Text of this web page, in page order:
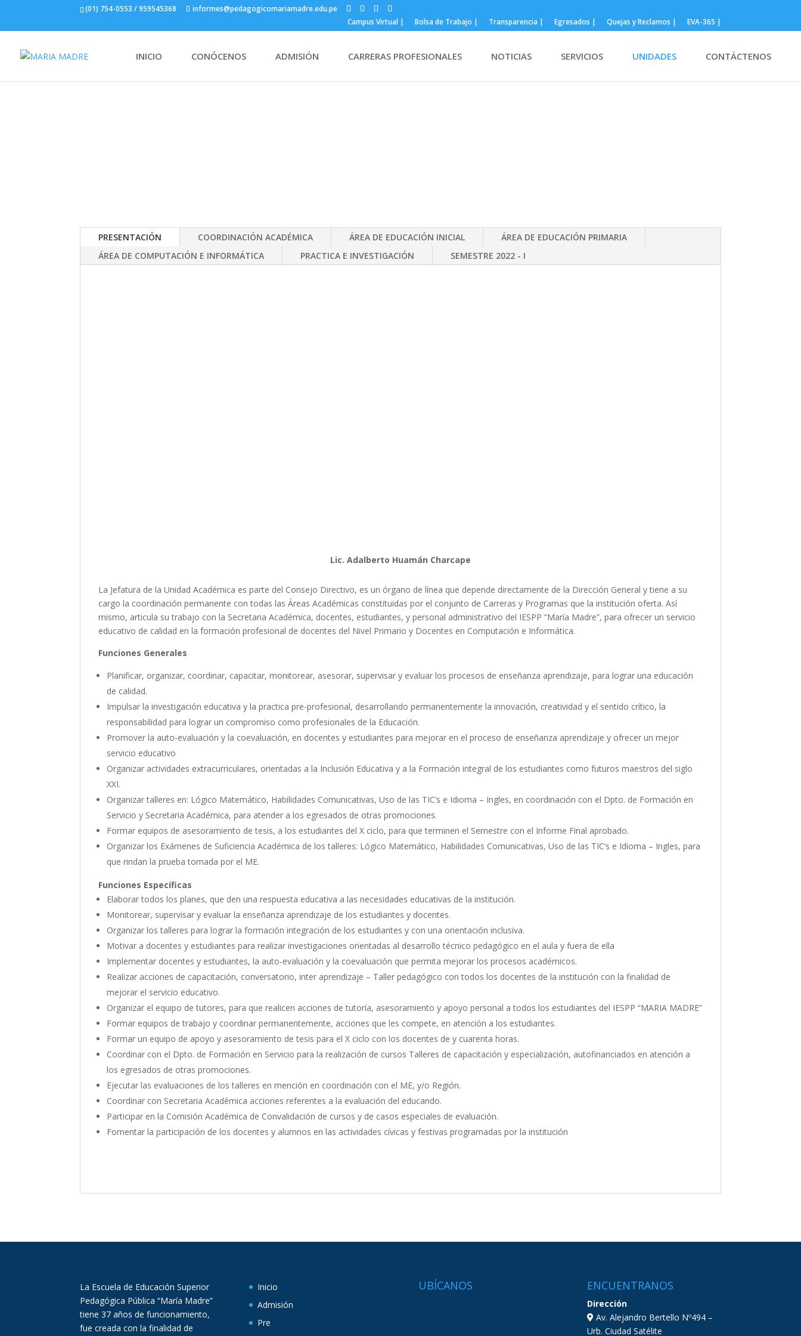
(01) 754-0553 / 959545368
informes@pedagogicomariamadre.edu.pe
Campus Virtual |
Bolsa de Trabajo | Transparencia | Egresados | Quejas y Reclamos | EVA-365 |
INICIO CONÓCENOS ADMISIÓN CARRERAS PROFESIONALES NOTICIAS SERVICIOS UNIDADES CONTÁCTENOS
PRESENTACIÓN COORDINACIÓN ACADÉMICA ÁREA DE EDUCACIÓN INICIAL
ÁREA DE EDUCACIÓN PRIMARIA
ÁREA DE COMPUTACIÓN E INFORMÁTICA
PRACTICA E INVESTIGACIÓN SEMESTRE 2022 - I
Lic. Adalberto Huamán Charcape
La Jefatura de la Unidad Académica es parte del Consejo Directivo, es un órgano de línea que depende directamente de la Dirección General y tiene a su
cargo la coordinación permanente con todas las Áreas Académicas constituidas por el conjunto de Carreras y Programas que la institución oferta. Así
mismo, articula su trabajo con la Secretaria Académica, docentes, estudiantes, y personal administrativo del IESPP “María Madre”, para ofrecer un servicio
educativo de calidad en la formación profesional de docentes del Nivel Primario y Docentes en Computación e Informática.
Funciones Generales
Planificar, organizar, coordinar, capacitar, monitorear, asesorar, supervisar y evaluar los procesos de enseñanza aprendizaje, para lograr una educación
de calidad.
Impulsar la investigación educativa y la practica pre-profesional, desarrollando permanentemente la innovación, creatividad y el sentido crítico, la
responsabilidad para lograr un compromiso como profesionales de la Educación.
Promover la auto-evaluación y la coevaluación, en docentes y estudiantes para mejorar en el proceso de enseñanza aprendizaje y ofrecer un mejor
servicio educativo
Organizar actividades extracurriculares, orientadas a la Inclusión Educativa y a la Formación integral de los estudiantes como futuros maestros del siglo
XXI.
Organizar talleres en: Lógico Matemático, Habilidades Comunicativas, Uso de las TIC’s e Idioma – Ingles, en coordinación con el Dpto. de Formación en
Servicio y Secretaria Académica, para atender a los egresados de otras promociones.
Formar equipos de asesoramiento de tesis, a los estudiantes del X ciclo, para que terminen el Semestre con el Informe Final aprobado.
Organizar los Exámenes de Suficiencia Académica de los talleres: Lógico Matemático, Habilidades Comunicativas, Uso de las TIC’s e Idioma – Ingles, para
que rindan la prueba tomada por el ME.
Funciones Específicas
Elaborar todos los planes, que den una respuesta educativa a las necesidades educativas de la institución.
Monitorear, supervisar y evaluar la enseñanza aprendizaje de los estudiantes y docentes.
Organizar los talleres para lograr la formación integración de los estudiantes y con una orientación inclusiva.
Motivar a docentes y estudiantes para realizar investigaciones orientadas al desarrollo técnico pedagógico en el aula y fuera de ella
Implementar docentes y estudiantes, la auto-evaluación y la coevaluación que permita mejorar los procesos académicos.
Realizar acciones de capacitación, conversatorio, inter aprendizaje – Taller pedagógico con todos los docentes de la institución con la finalidad de
mejorar el servicio educativo.
Organizar el equipo de tutores, para que realicen acciones de tutoría, asesoramiento y apoyo personal a todos los estudiantes del IESPP “MARIA MADRE”
Formar equipos de trabajo y coordinar permanentemente, acciones que les compete, en atención a los estudiantes.
Formar un equipo de apoyo y asesoramiento de tesis para el X ciclo con los docentes de y cuarenta horas.
Coordinar con el Dpto. de Formación en Servicio para la realización de cursos Talleres de capacitación y especialización, autofinanciados en atención a
los egresados de otras promociones.
Ejecutar las evaluaciones de los talleres en mención en coordinación con el ME, y/o Región.
Coordinar con Secretaria Académica acciones referentes a la evaluación del educando.
Participar en la Comisión Académica de Convalidación de cursos y de casos especiales de evaluación.
Fomentar la participación de los docentes y alumnos en las actividades cívicas y festivas programadas por la institución
La Escuela de Educación Superior
Pedagógica Pública “María Madre”
tiene 37 años de funcionamiento,
fue creada con la finalidad de
Inicio
Admisión
Pre
UBÍCANOS ENCUENTRANOS
Dirección
Av. Alejandro Bertello Nº494 –
Urb. Ciudad Satélite